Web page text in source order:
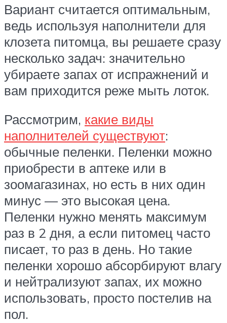
Вариант считается оптимальным,
ведь используя наполнители для
клозета питомца, вы решаете сразу
несколько задач: значительно
убираете запах от испражнений и
вам приходится реже мыть лоток.
Рассмотрим, какие виды
наполнителей существуют:
обычные пеленки. Пеленки можно
приобрести в аптеке или в
зоомагазинах, но есть в них один
минус — это высокая цена.
Пеленки нужно менять максимум
раз в 2 дня, а если питомец часто
писает, то раз в день. Но такие
пеленки хорошо абсорбируют влагу
и нейтрализуют запах, их можно
использовать, просто постелив на
пол.